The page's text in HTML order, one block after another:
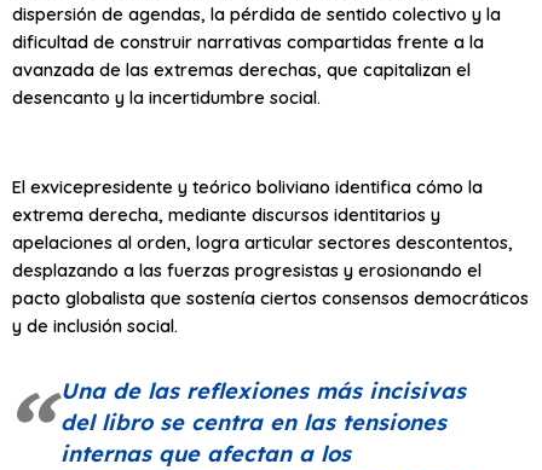
dispersión de agendas, la pérdida de sentido colectivo y la
dificultad de construir narrativas compartidas frente a la
avanzada de las extremas derechas, que capitalizan el
desencanto y la incertidumbre social.
El exvicepresidente y teórico boliviano identifica cómo la
extrema derecha, mediante discursos identitarios y
apelaciones al orden, logra articular sectores descontentos,
desplazando a las fuerzas progresistas y erosionando el
pacto globalista que sostenía ciertos consensos democráticos
y de inclusión social.
Una de las reflexiones más incisivas
del libro se centra en las tensiones
internas que afectan a los